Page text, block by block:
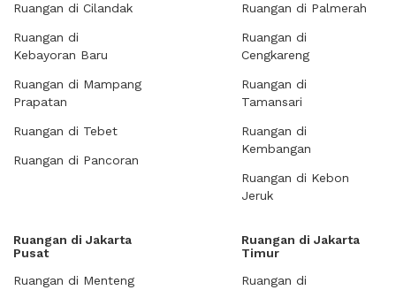
Ruangan di Cilandak
Ruangan di
Kebayoran Baru
Ruangan di Mampang
Prapatan
Ruangan di Tebet
Ruangan di Pancoran
Ruangan di Palmerah
Ruangan di
Cengkareng
Ruangan di
Tamansari
Ruangan di
Kembangan
Ruangan di Kebon
Jeruk
Ruangan di Jakarta
Pusat
Ruangan di Menteng
Ruangan di Jakarta
Timur
Ruangan di